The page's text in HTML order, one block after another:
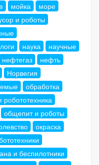
мойка
море
и роботы
наука
научные
нефтегаз
нефть
Норвегия
обработка
робототехника
общепит и роботы
окраска
и беспилотники